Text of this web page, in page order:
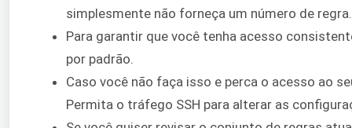
simplesmente não forneça um número de regra.
Para garantir que você tenha acesso
por padrão.
Caso você não faça isso e perca o acesso ao
Permita o tráfego SSH para alterar as